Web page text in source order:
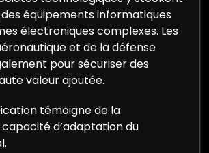
équipements informatiques
électroniques complexes. Les
et de la défense
pour sécuriser des
valeur ajoutée.
témoigne de la
d’adaptation du